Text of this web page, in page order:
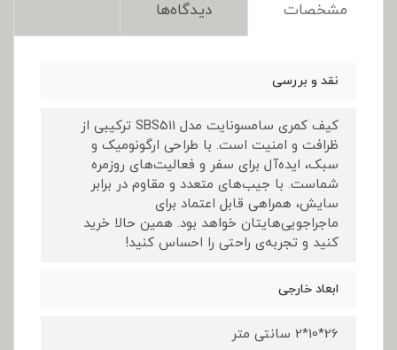
مشخصات دیدگاه‌ها
نقد و بررسی
کیف کمری سامسونایت مدل SBS511 ترکیبی از
ظرافت و امنیت است. با طراحی ارگونومیک و
سبک، ایده‌آل برای سفر و فعالیت‌های روزمره
شماست. با جیب‌های متعدد و مقاوم در برابر
سایش، همراهی قابل اعتماد برای
ماجراجویی‌هایتان خواهد بود. همین حالا خرید
کنید و تجربه‌ی راحتی را احساس کنید!
ابعاد خارجی
26*10*2 سانتی متر